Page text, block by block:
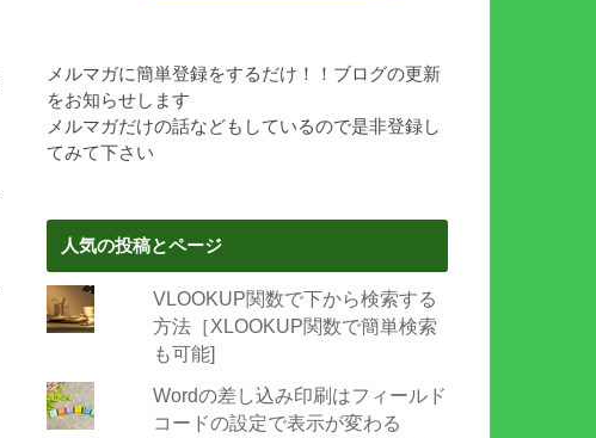
メルマガに簡単登録をするだけ！！ブログの更新
をお知らせします
メルマガだけの話などもしているので是非登録し
てみて下さい
人気の投稿とページ
VLOOKUP関数で下から検索する
方法［XLOOKUP関数で簡単検索
も可能]
Wordの差し込み印刷はフィールド
コードの設定で表示が変わる